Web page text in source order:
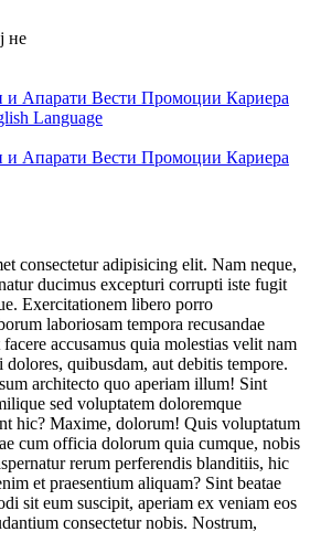
не
и Апарати Вести Промоции Кариера
Language
и Апарати Вести Промоции Кариера
consectetur adipisicing elit. Nam neque,
ducimus excepturi corrupti iste fugit
Exercitationem libero porro
laboriosam tempora recusandae
accusamus quia molestias velit nam
quibusdam, aut debitis tempore.
architecto quo aperiam illum! Sint
sed voluptatem doloremque
hic? Maxime, dolorum! Quis voluptatum
cum officia dolorum quia cumque, nobis
rerum perferendis blanditiis, hic
et praesentium aliquam? Sint beatae
sit eum suscipit, aperiam ex veniam eos
consectetur nobis. Nostrum,